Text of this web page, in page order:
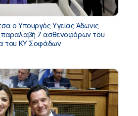
ο Υπουργός Υγείας Άδωνις
παραλαβή 7 ασθενοφόρων του
του ΚΥ Σοφάδων